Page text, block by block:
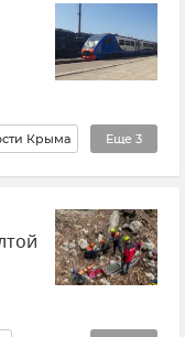
Еще 3
Крыма